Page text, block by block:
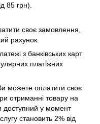
85 грн).
своє замовлення,
рахунок.
з банківських карт
платіжних
можете оплатити своє
отриманні товару на
доступний у момент
становить 2% від